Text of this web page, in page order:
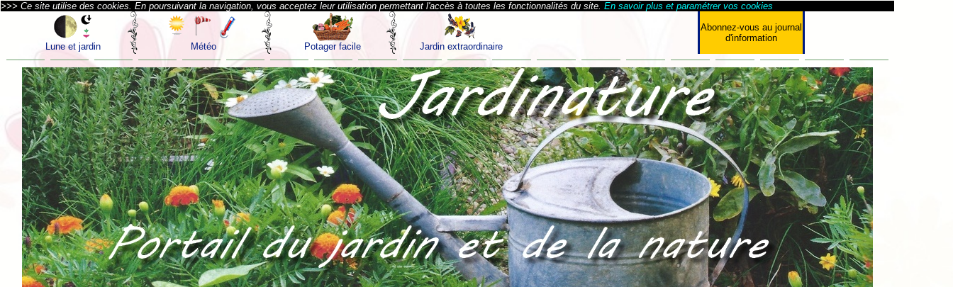
>>> Ce site utilise des cookies. En poursuivant la navigation, vous acceptez leur utilisation permettant l'accès à toutes les fonctionnalités du site. En savoir plus et paramétrer vos cookies
Lune et jardin Météo Potager facile Jardin extraordinaire
Abonnez-vous au journal
d'information